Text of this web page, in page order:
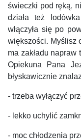
świeczki pod ręką,
działa też
włączyła się po
większości. Myślisz
ma zakładu napraw
Opiekuna Pana
błyskawicznie
- trzeba wyłączyć
- lekko uchylić
- moc chłodzenia